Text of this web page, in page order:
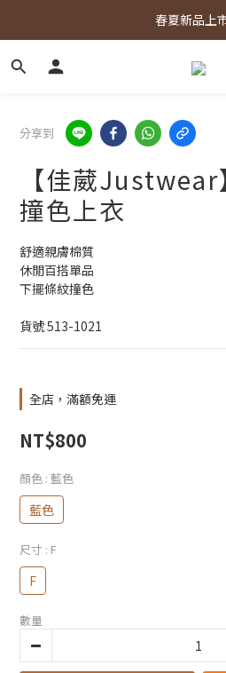
春夏新品上
春夏新品上
週週上新品✨
分享到
【佳葳
撞色上衣
舒適親膚棉質
休閒百搭單品
下擺條紋撞色
貨號 513-1021
全店，滿額免運
NT$800
顏色 : 藍色
藍色
尺寸 : F
F
數量